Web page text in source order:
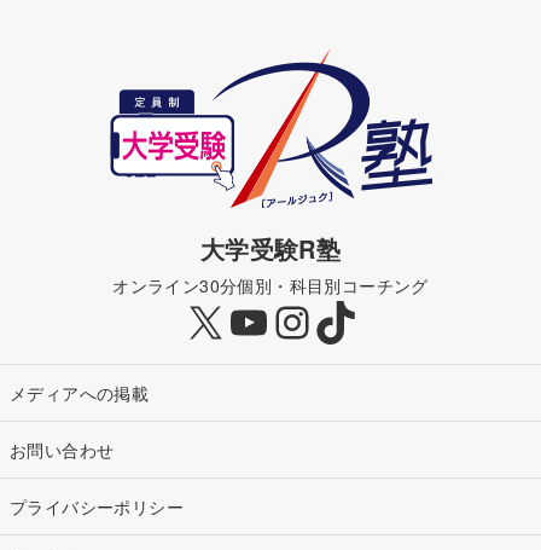
大学受験R塾
オンライン30分個別・科目別コーチング
X YouTube
Instagram
TikTok
メディアへの掲載
お問い合わせ
プライバシーポリシー